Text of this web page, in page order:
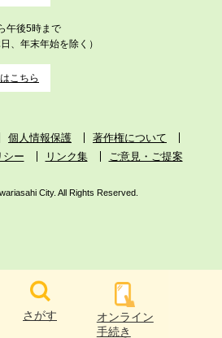
さがす
オンライン
手続き
後5時まで
、年末年始を除く）
こちら
個人情報保護
著作権について
シー
リンク集 ご意見・ご提案
City. All Rights Reserved.